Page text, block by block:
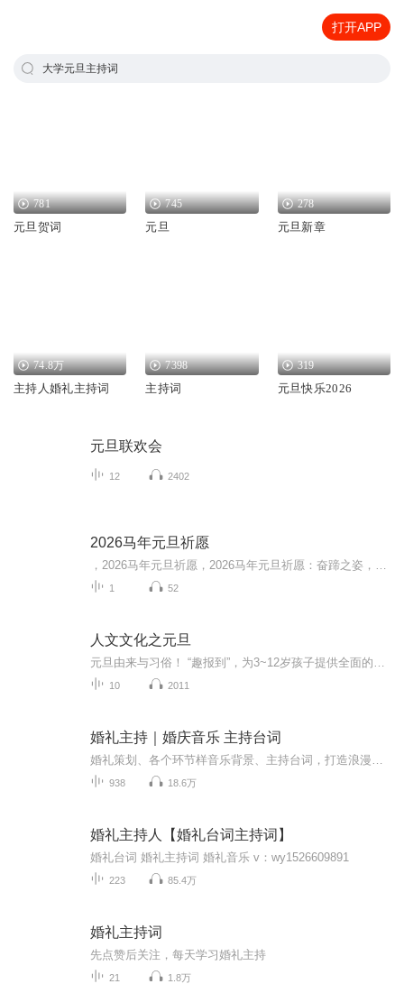
打开APP
大学元旦主持词
781
元旦贺词
745
元旦
278
元旦新章
74.8万
主持人婚礼主持词
7398
主持词
319
元旦快乐2026
元旦联欢会
12 2402
2026马年元旦祈愿
1 52
人文文化之元旦
10 2011
婚礼主持｜婚庆音乐 主持台词
938 18.6万
婚礼主持人【婚礼台词主持词】
婚礼台词 婚礼主持词 婚礼音乐 v：wy1526609891
223 85.4万
婚礼主持词
先点赞后关注，每天学习婚礼主持
21 1.8万